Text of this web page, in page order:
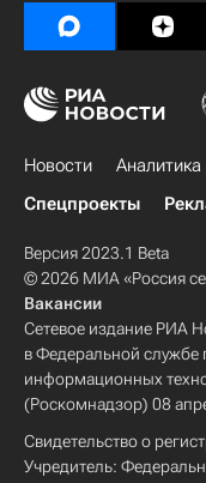
Новости Аналитика
Спецпроекты
Версия 2023.1 Beta
© 2026 МИА «Россия
Вакансии
Сетевое издание РИА
в Федеральной службе
информационных
(Роскомнадзор) 08
Свидетельство о
Учредитель: